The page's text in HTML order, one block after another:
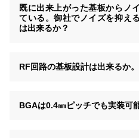
既に出来上がった基板からノ
ている。御社でノイズを抑え
は出来るか？
RF回路の基板設計は出来るか。
BGAは0.4㎜ピッチでも実装可